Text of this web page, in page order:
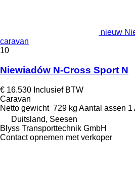
nieuw
caravan
10
Niewiadów N-Cross Sport N
€ 16.530 Inclusief BTW
Caravan
Netto gewicht 729 kg Aantal assen 1
Duitsland, Seesen
Blyss Transporttechnik GmbH
Contact opnemen met verkoper